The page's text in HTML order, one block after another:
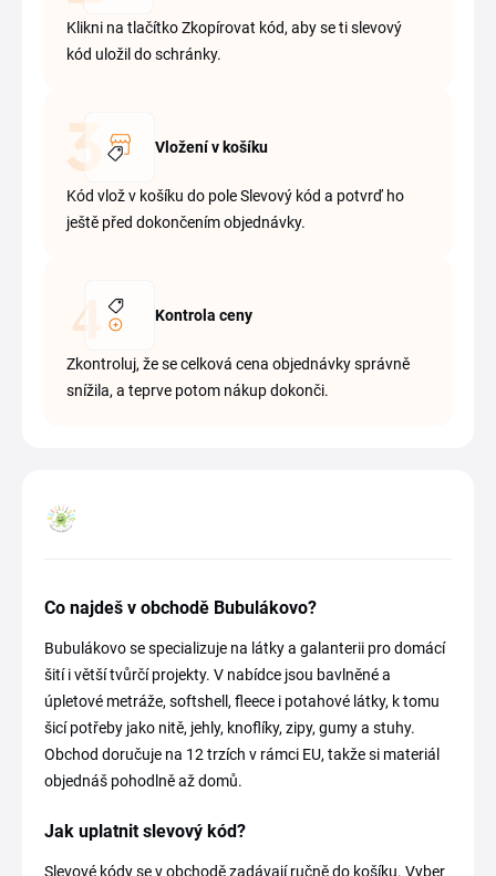
Klikni na tlačítko Zkopírovat kód, aby se ti slevový
kód uložil do schránky.
Vložení v košíku
Kód vlož v košíku do pole Slevový kód a potvrď ho
ještě před dokončením objednávky.
Kontrola ceny
Zkontroluj, že se celková cena objednávky správně
snížila, a teprve potom nákup dokonči.
Co najdeš v obchodě Bubulákovo?
Bubulákovo se specializuje na látky a galanterii pro domácí
šití i větší tvůrčí projekty. V nabídce jsou bavlněné a
úpletové metráže, softshell, fleece i potahové látky, k tomu
šicí potřeby jako nitě, jehly, knoflíky, zipy, gumy a stuhy.
Obchod doručuje na 12 trzích v rámci EU, takže si materiál
objednáš pohodlně až domů.
Jak uplatnit slevový kód?
Slevové kódy se v obchodě zadávají ručně do košíku. Vyber